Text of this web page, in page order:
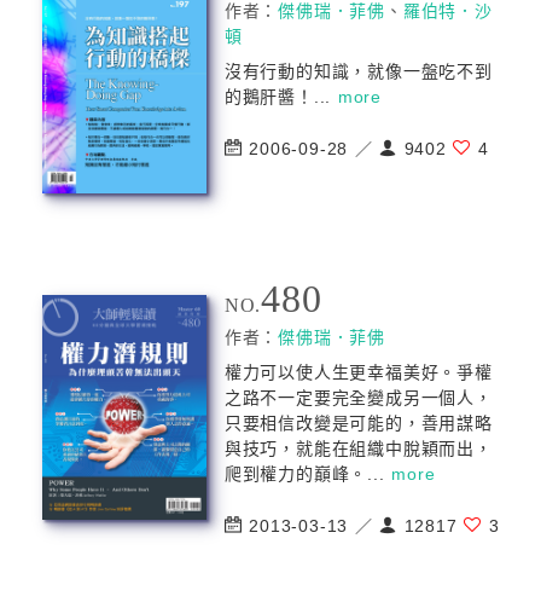
作者：傑佛瑞．菲佛 、 羅伯特．沙
頓
沒有行動的知識，就像一盤吃不到
的鵝肝醬！... more
2006-09-28 ／ 9402 4
NO.480
作者：傑佛瑞．菲佛
權力可以使人生更幸福美好。爭權
之路不一定要完全變成另一個人，
只要相信改變是可能的，善用謀略
與技巧，就能在組織中脫穎而出，
爬到權力的巔峰。... more
2013-03-13 ／ 12817 3